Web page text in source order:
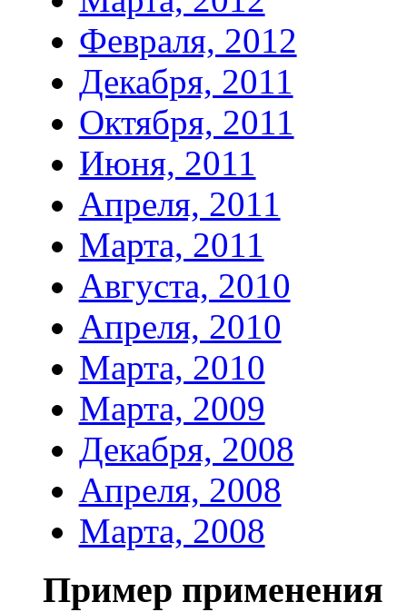
Февраля, 2012
Декабря, 2011
Октября, 2011
Июня, 2011
Апреля, 2011
Марта, 2011
Августа, 2010
Апреля, 2010
Марта, 2010
Марта, 2009
Декабря, 2008
Апреля, 2008
Марта, 2008
Пример применения